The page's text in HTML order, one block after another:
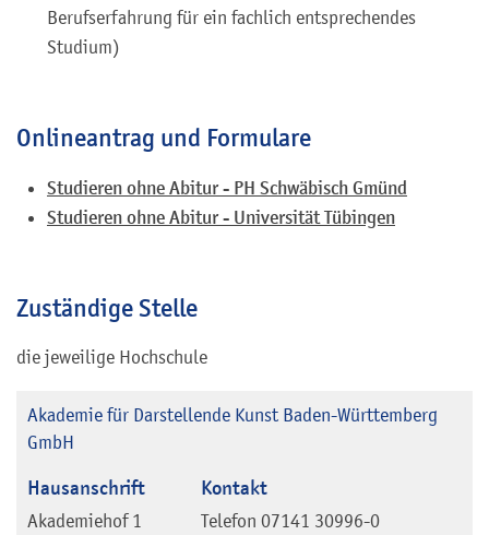
Berufserfahrung für ein fachlich entsprechendes
Studium)
Onlineantrag und Formulare
Studieren ohne Abitur - PH Schwäbisch Gmünd
Studieren ohne Abitur - Universität Tübingen
Zuständige Stelle
die jeweilige Hochschule
Akademie für Darstellende Kunst Baden-Württemberg
GmbH
Hausanschrift
Akademiehof 1
Kontakt
Telefon 07141 30996-0